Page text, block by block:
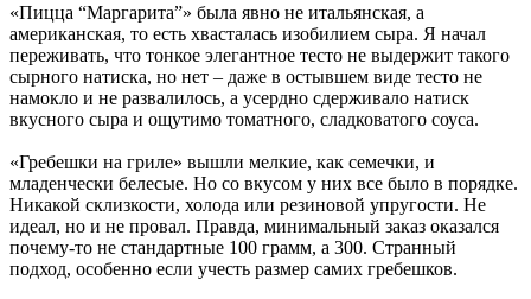
«Пицца “Маргарита”» была явно не итальянская, а
американская, то есть хвасталась изобилием сыра. Я начал
переживать, что тонкое элегантное тесто не выдержит такого
сырного натиска, но нет – даже в остывшем виде тесто не
намокло и не развалилось, а усердно сдерживало натиск
вкусного сыра и ощутимо томатного, сладковатого соуса.
«Гребешки на гриле» вышли мелкие, как семечки, и
младенчески белесые. Но со вкусом у них все было в порядке.
Никакой склизкости, холода или резиновой упругости. Не
идеал, но и не провал. Правда, минимальный заказ оказался
почему-то не стандартные 100 грамм, а 300. Странный
подход, особенно если учесть размер самих гребешков.